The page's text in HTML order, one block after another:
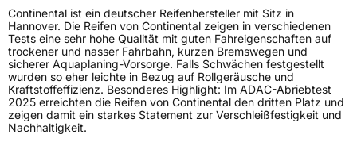
Gewicht (in kg) 10,70 kg
Generelle Merkmale
FahrzeugtypTransporter
VerwendungGanzjahresreifen
ModellnameVanContact AS Ultra
Continental ist ein deutscher Reifenhersteller mit Sitz in
Hannover. Die Reifen von Continental zeigen in verschiedenen
Tests eine sehr hohe Qualität mit guten Fahreigenschaften auf
trockener und nasser Fahrbahn, kurzen Bremswegen und
sicherer Aquaplaning-Vorsorge. Falls Schwächen festgestellt
wurden so eher leichte in Bezug auf Rollgeräusche und
Kraftstoffeffizienz. Besonderes Highlight: Im ADAC-Abriebtest
2025 erreichten die Reifen von Continental den dritten Platz und
zeigen damit ein starkes Statement zur Verschleißfestigkeit und
Nachhaltigkeit.